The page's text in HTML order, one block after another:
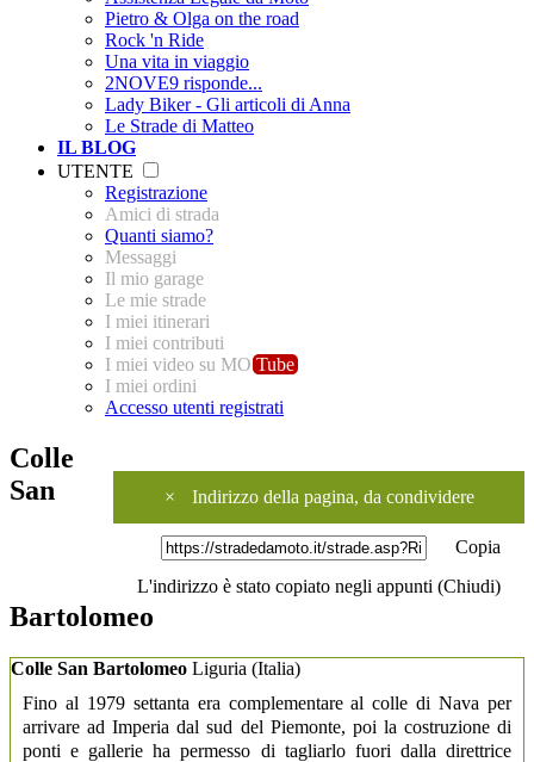
Pietro & Olga on the road
Rock 'n Ride
Una vita in viaggio
2NOVE9 risponde...
Lady Biker - Gli articoli di Anna
Le Strade di Matteo
IL BLOG
UTENTE
Registrazione
Amici di strada
Quanti siamo?
Messaggi
Il mio garage
Le mie strade
I miei itinerari
I miei contributi
I miei video su MO Tube
I miei ordini
Accesso utenti registrati
× Indirizzo della pagina, da condividere
Copia
L'indirizzo è stato copiato negli appunti (Chiudi)
Colle
San
Bartolomeo
Colle San Bartolomeo Liguria (Italia)
Fino al 1979 settanta era complementare al colle di Nava per
arrivare ad Imperia dal sud del Piemonte, poi la costruzione di
ponti e gallerie ha permesso di tagliarlo fuori dalla direttrice